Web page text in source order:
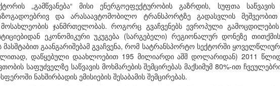
„გამწვანება“ მისი ენერგოეფექტურობის გაზრდის, სუფთა
და არასაავტომობილო ტრანსპორტზე გადასვლის მეშვეობით
ჯანმრთელობას. როგორც გვაჩვენებს ევროპული
ეკონომიკური უკუგება (სარგებელი) რეგიონალურ დონეზე
გაანგარიშებამ გვაჩვენა, რომ სატრანსპორტო სექტორში
დაწყებული დაახლოებით 195 მილიარდი აშშ დოლარიდან) 2011
საფუძველზე საწვავის მოხმარების შემცირებას მაქსიმუმ 80%-ით
ნახშირბადის ემისიების შესაბამის შემცირებას.